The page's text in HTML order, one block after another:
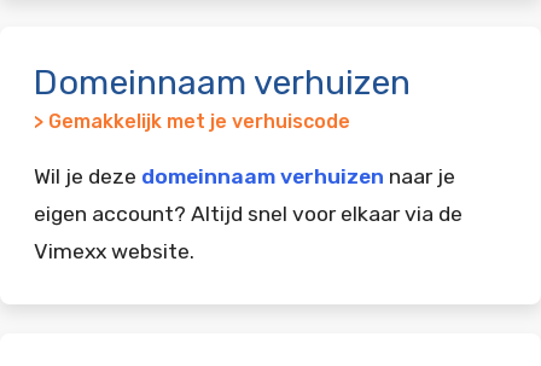
Domeinnaam verhuizen
> Gemakkelijk met je verhuiscode
Wil je deze domeinnaam verhuizen naar je
eigen account? Altijd snel voor elkaar via de
Vimexx website.